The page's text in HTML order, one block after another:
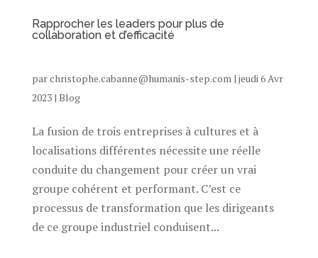
Rapprocher les leaders pour plus de
collaboration et d’efficacité
parchristophe.cabanne@humanis-step.com| jeudi 6 Avr
2023| Blog
La fusion de trois entreprises à cultures et à
localisations différentes nécessite une réelle
conduite du changement pour créer un vrai
groupe cohérent et performant. C’est ce
processus de transformation que les dirigeants
de ce groupe industriel conduisent...